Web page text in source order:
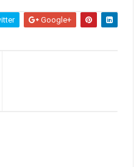
Google+